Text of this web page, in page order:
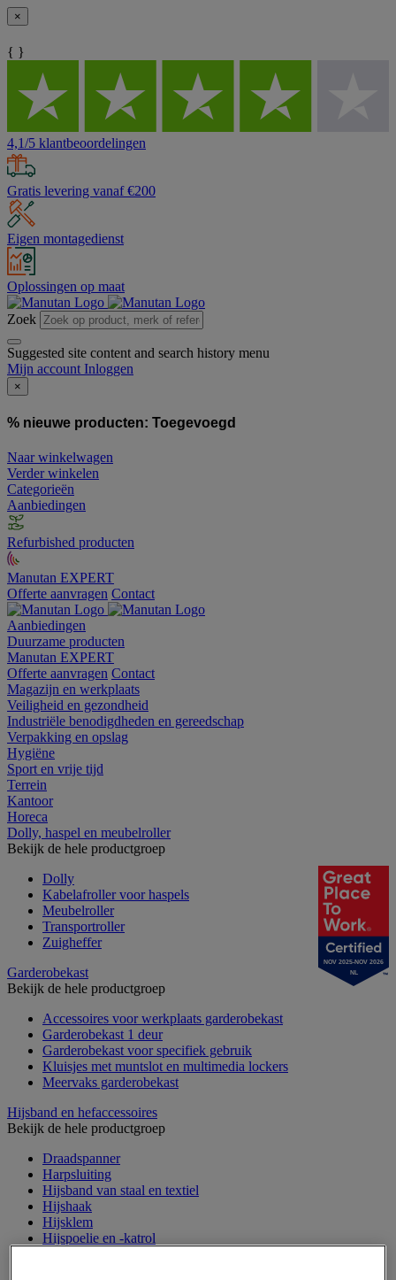
×
{ }
4,1/5 klantbeoordelingen
Gratis levering vanaf €200
Eigen montagedienst
Oplossingen op maat
Zoek
Suggested site content and search history menu
Mijn account Inloggen
×
% nieuwe producten: Toegevoegd
Naar winkelwagen
Verder winkelen
Categorieën
Aanbiedingen
Refurbished producten
Manutan EXPERT
Offerte aanvragen Contact
Aanbiedingen
Duurzame producten
Manutan EXPERT
Offerte aanvragen Contact
Magazijn en werkplaats
Veiligheid en gezondheid
Industriële benodigdheden en gereedschap
Verpakking en opslag
Hygiëne
Sport en vrije tijd
Terrein
Kantoor
Horeca
Dolly, haspel en meubelroller
Bekijk de hele productgroep
Dolly
Kabelafroller voor haspels
Meubelroller
Transportroller
Zuigheffer
Garderobekast
Bekijk de hele productgroep
Accessoires voor werkplaats garderobekast
Garderobekast 1 deur
Garderobekast voor specifiek gebruik
Kluisjes met muntslot en multimedia lockers
Meervaks garderobekast
Hijsband en hefaccessoires
Bekijk de hele productgroep
Draadspanner
Harpsluiting
Hijsband van staal en textiel
Hijshaak
Hijsklem
Hijspoelie en -katrol
NOV 2025-NOV 2026
NL